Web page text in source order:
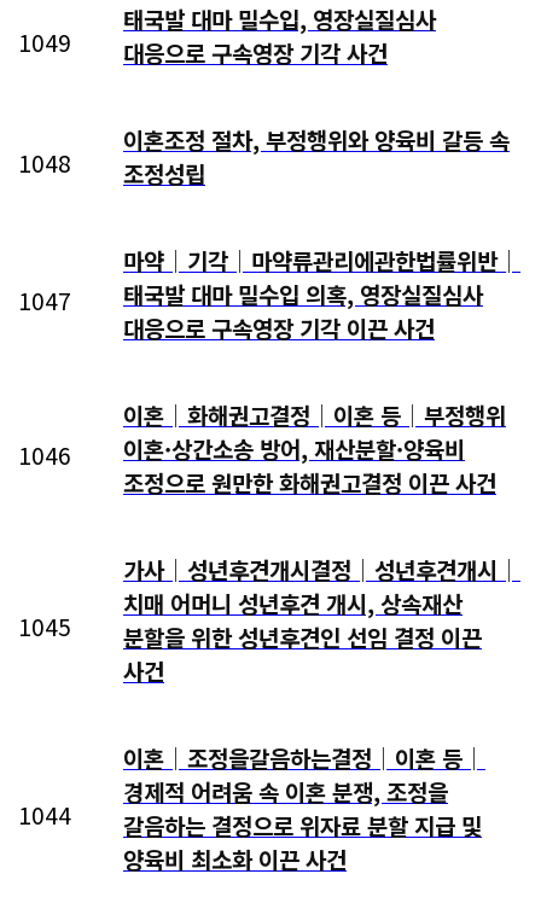
1049
태국발 대마 밀수입, 영장실질심사
대응으로 구속영장 기각 사건
1048
이혼조정 절차, 부정행위와 양육비 갈등 속
조정성립
1047
마약│기각│마약류관리에관한법률위반│
태국발 대마 밀수입 의혹, 영장실질심사
대응으로 구속영장 기각 이끈 사건
1046
이혼│화해권고결정│이혼 등│부정행위
이혼·상간소송 방어, 재산분할·양육비
조정으로 원만한 화해권고결정 이끈 사건
1045
가사│성년후견개시결정│성년후견개시│
치매 어머니 성년후견 개시, 상속재산
분할을 위한 성년후견인 선임 결정 이끈
사건
1044
이혼│조정을갈음하는결정│이혼 등│
경제적 어려움 속 이혼 분쟁, 조정을
갈음하는 결정으로 위자료 분할 지급 및
양육비 최소화 이끈 사건